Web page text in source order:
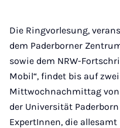
Die Ringvorlesung,
dem Paderborner
sowie dem NRW-
Mobil“, findet bis auf
Mittwochnachmittag von
der Universität
ExpertInnen, die